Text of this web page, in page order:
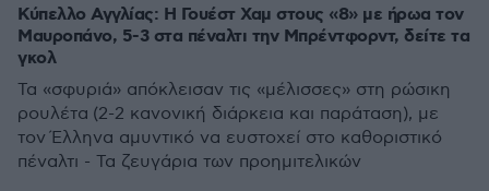
Κύπελλο Αγγλίας: Η Γουέστ Χαμ στους «8» με ήρωα τον
Μαυροπάνο, 5-3 στα πέναλτι την Μπρέντφορντ, δείτε τα
γκολ
Τα «σφυριά» απόκλεισαν τις «μέλισσες» στη ρώσικη
ρουλέτα (2-2 κανονική διάρκεια και παράταση), με
τον Έλληνα αμυντικό να ευστοχεί στο καθοριστικό
πέναλτι - Τα ζευγάρια των προημιτελικών